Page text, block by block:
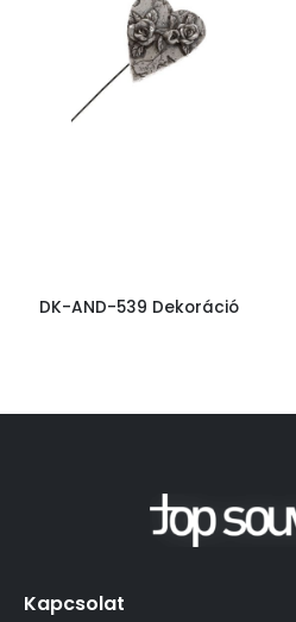
DK-AND-539 Dekoráció
Kapcsolat